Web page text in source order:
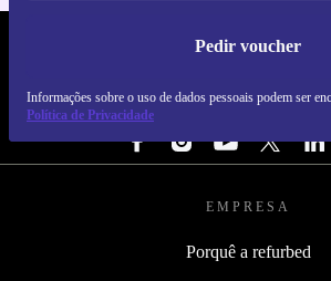
Pedir voucher
Informações sobre o uso de dados pessoais podem ser
Política de Privacidade
REFURBED PORTUGAL -
SEGUE-NOS
EMPRESA
Porquê a refurbed